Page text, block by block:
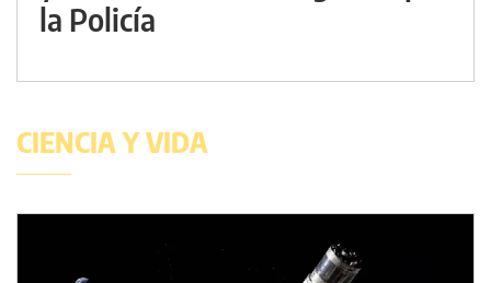
la Policía
CIENCIA Y VIDA